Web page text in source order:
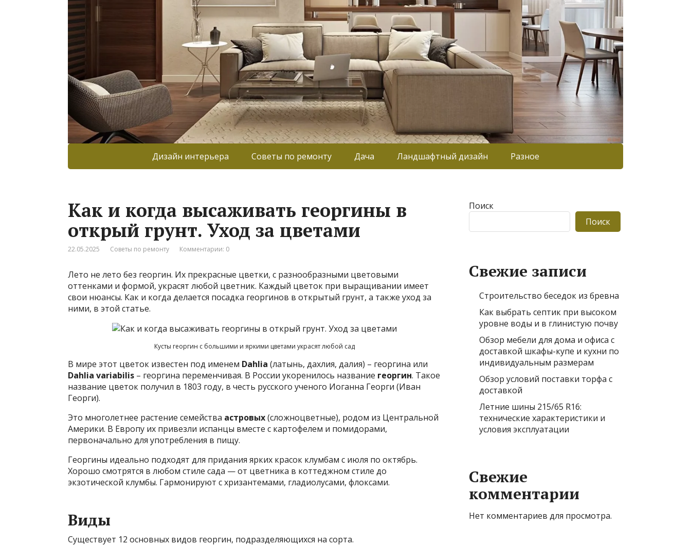
Дизайн интерьера Советы по ремонту Дача Ландшафтный дизайн Разное
Как и когда высаживать георгины в
открый грунт. Уход за цветами
22.05.2025 Советы по ремонту Комментарии: 0
Лето не лето без георгин. Их прекрасные цветки, с разнообразными цветовыми
оттенками и формой, украсят любой цветник. Каждый цветок при выращивании имеет
свои нюансы. Как и когда делается посадка георгинов в открытый грунт, а также уход за
ними, в этой статье.
Кусты георгин с большими и яркими цветами украсят любой сад
В мире этот цветок известен под именем Dahlia (латынь, дахлия, далия) – георгина или
Dahlia variabilis – георгина переменчивая. В России укоренилось название георгин. Такое
название цветок получил в 1803 году, в честь русского ученого Иоганна Георги (Иван
Георги).
Это многолетнее растение семейства астровых(сложноцветные), родом из Центральной
Америки. В Европу их привезли испанцы вместе с картофелем и помидорами,
первоначально для употребления в пищу.
Георгины идеально подходят для придания ярких красок клумбам с июля по октябрь.
Хорошо смотрятся в любом стиле сада — от цветника в коттеджном стиле до
экзотической клумбы. Гармонируют с хризантемами, гладиолусами, флоксами.
Виды
Существует 12 основных видов георгин, подразделяющихся на сорта.
Поиск
Поиск
Свежие записи
Строительство беседок из бревна
Как выбрать септик при высоком
уровне воды и в глинистую почву
Обзор мебели для дома и офиса с
доставкой шкафы-купе и кухни по
индивидуальным размерам
Обзор условий поставки торфа с
доставкой
Летние шины 215/65 R16:
технические характеристики и
условия эксплуатации
Свежие
комментарии
Нет комментариев для просмотра.